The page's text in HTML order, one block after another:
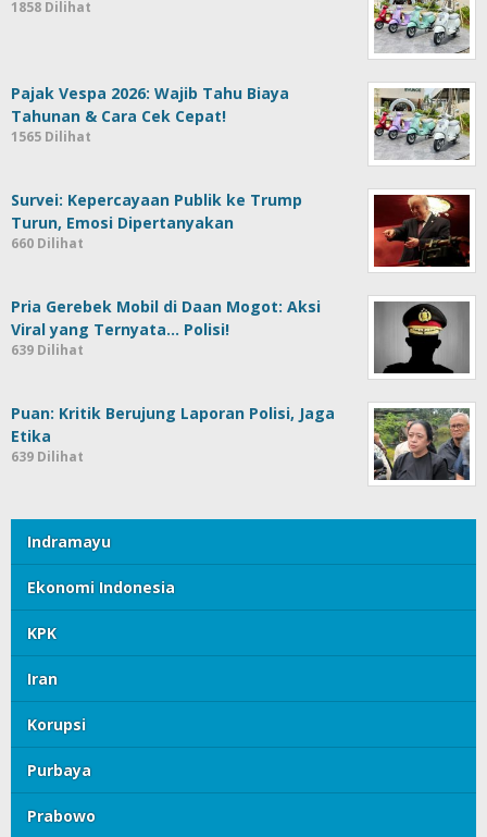
1858 Dilihat
Pajak Vespa 2026: Wajib Tahu Biaya
Tahunan & Cara Cek Cepat!
1565 Dilihat
Survei: Kepercayaan Publik ke Trump
Turun, Emosi Dipertanyakan
660 Dilihat
Pria Gerebek Mobil di Daan Mogot: Aksi
Viral yang Ternyata… Polisi!
639 Dilihat
Puan: Kritik Berujung Laporan Polisi, Jaga
Etika
639 Dilihat
Indramayu
Ekonomi Indonesia
KPK
Iran
Korupsi
Purbaya
Prabowo